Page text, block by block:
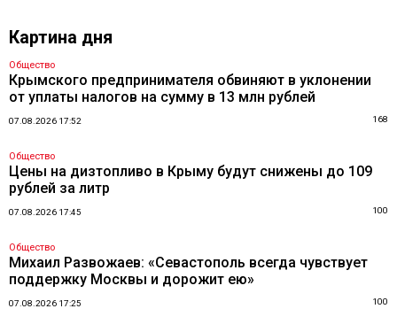
Картина дня
Общество
Крымского предпринимателя обвиняют в уклонении
от уплаты налогов на сумму в 13 млн рублей
07.08.2026 17:52 168
Общество
Цены на дизтопливо в Крыму будут снижены до 109
рублей за литр
07.08.2026 17:45 100
Общество
Михаил Развожаев: «Севастополь всегда чувствует
поддержку Москвы и дорожит ею»
07.08.2026 17:25 100